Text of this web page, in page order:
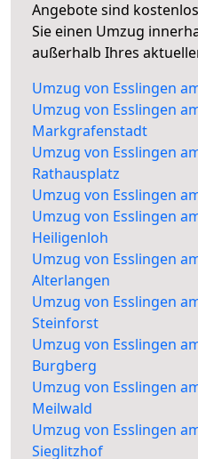
Angebote sind
Sie einen Umzug
außerhalb Ihres
Umzug von Esslingen
Umzug von Esslingen
Markgrafenstadt
Umzug von Esslingen
Rathausplatz
Umzug von Esslingen
Umzug von Esslingen
Heiligenloh
Umzug von Esslingen
Alterlangen
Umzug von Esslingen
Steinforst
Umzug von Esslingen
Burgberg
Umzug von Esslingen
Meilwald
Umzug von Esslingen
Sieglitzhof